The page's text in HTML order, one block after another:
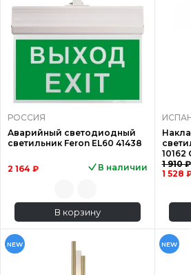
РОССИЯ
Аварийный светодиодный
светильник Feron EL60 41438
2 164 ₽ В наличии
В корзину
10162
1 910 ₽
1 528
NEW NEW